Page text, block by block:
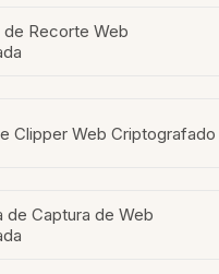
de Recorte Web
Clipper Web Criptografado
de Captura de Web